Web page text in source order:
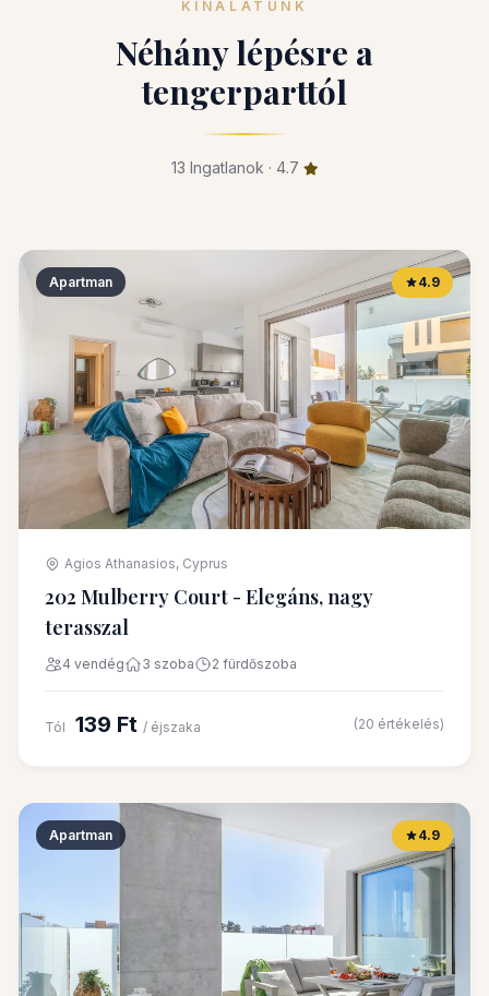
KÍNÁLATUNK
Néhány lépésre a
tengerparttól
13 Ingatlanok · 4.7
Apartman 4.9
Agios Athanasios, Cyprus
202 Mulberry Court - Elegáns, nagy
terasszal
4 vendég 3 szoba 2 fürdőszoba
Tól 139 Ft / éjszaka (20 értékelés)
Apartman 4.9